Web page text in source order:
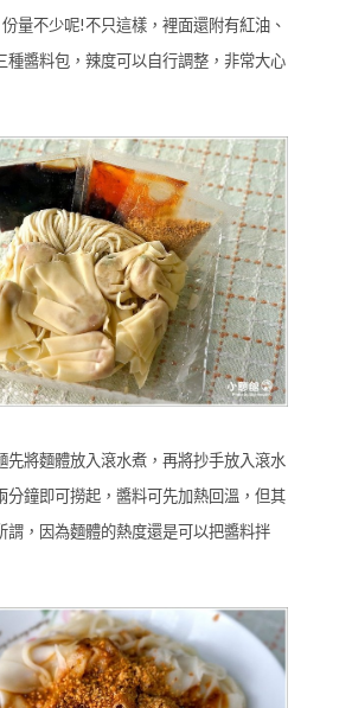
量不少呢!不只這樣，裡面還附有紅油、
種醬料包，辣度可以自行調整，非常大心
將麵體放入滾水煮，再將抄手放入滾水
分鐘即可撈起，醬料可先加熱回溫，但其
謂，因為麵體的熱度還是可以把醬料拌